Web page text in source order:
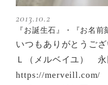
2013.10.2
『お誕生石』・『お名前
いつもありがとうご
Ｌ（メルベイユ） 永
https://merveill.com/